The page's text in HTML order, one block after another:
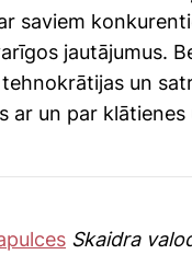
saviem
jautājumus.
un
ar un par
Skaidra